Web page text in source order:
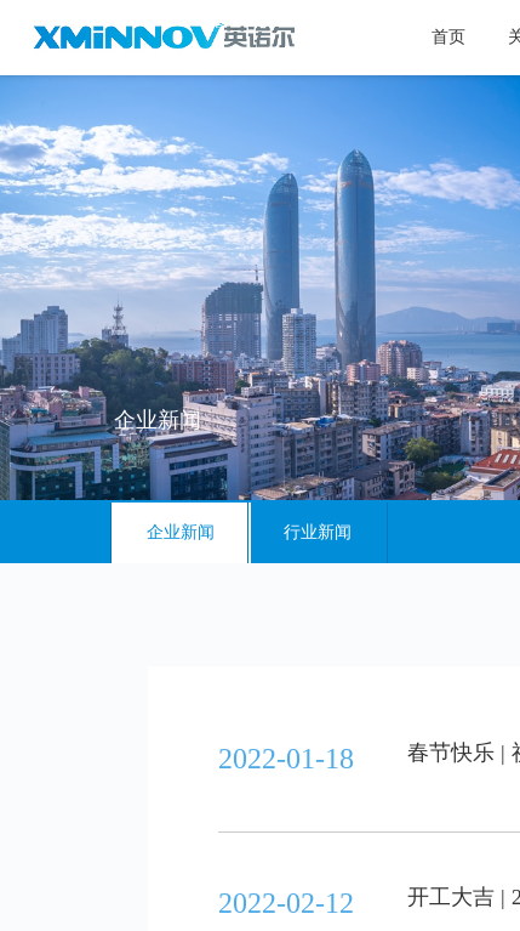
首页
企业新闻
企业新闻 行业新闻
2022-01-18 春节快乐 |
2022-02-12 开工大吉 |